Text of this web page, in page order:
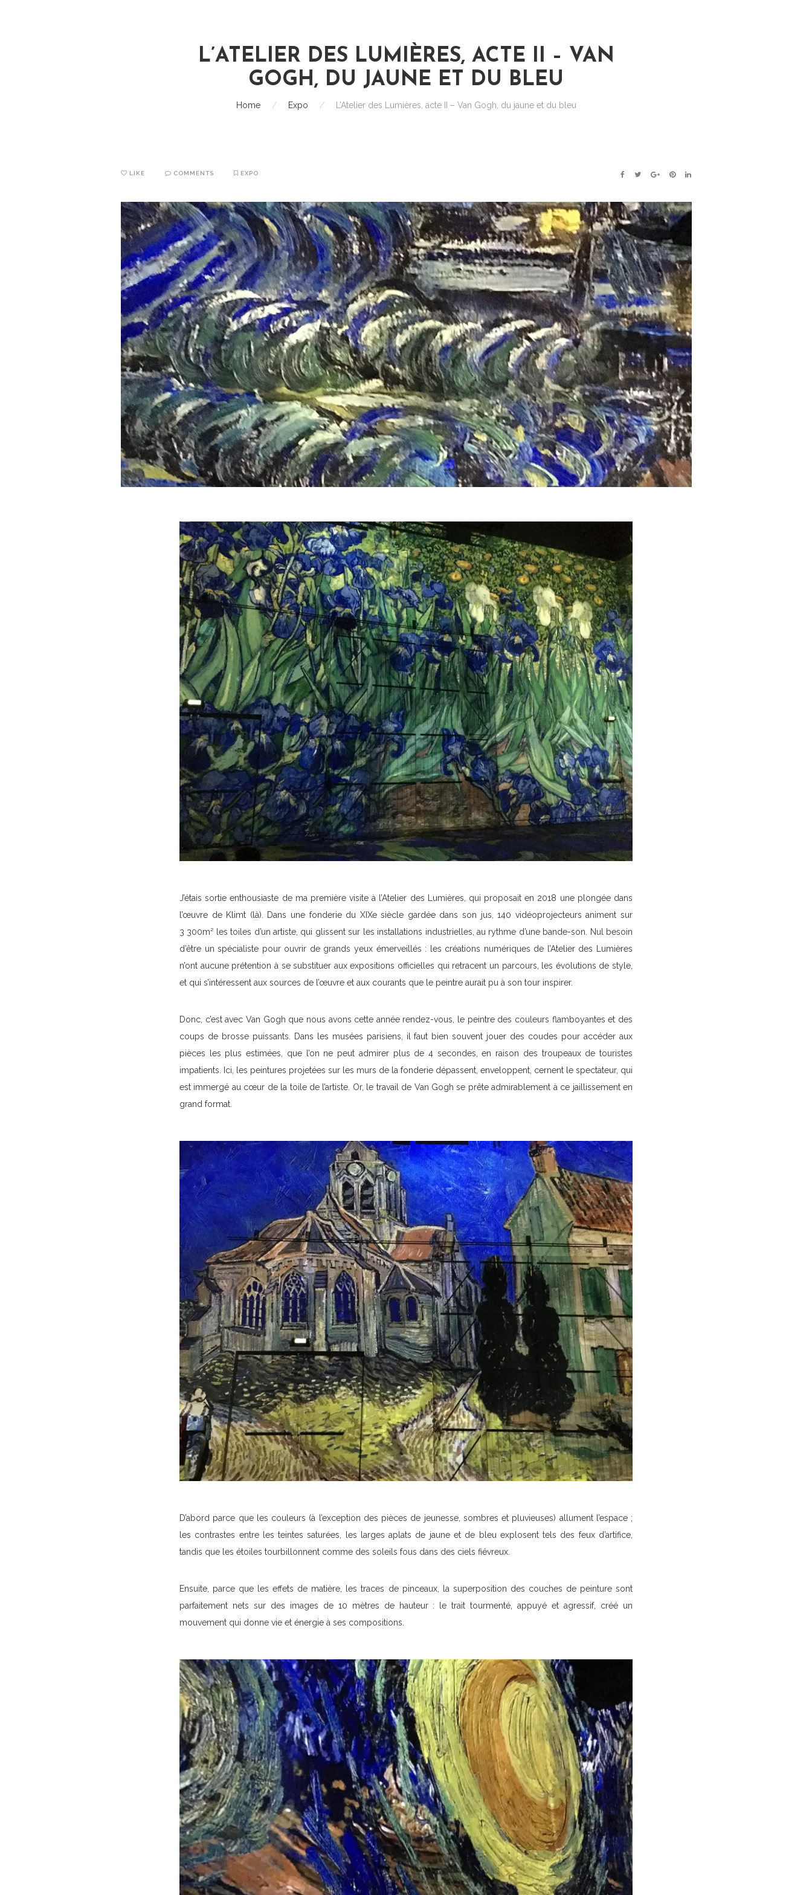
L’ATELIER DES LUMIÈRES, ACTE II – VAN
GOGH, DU JAUNE ET DU BLEU
Home / Expo / L’Atelier des Lumières, acte II – Van Gogh, du jaune et du bleu
LIKE COMMENTS EXPO FACEBOOK
TWITTER
GOOGLE+PINTEREST
LINKEDIN
J’étais sortie enthousiaste de ma première visite à l’Atelier des Lumières, qui proposait en 2018 une plongée dans
l’œuvre de Klimt (là). Dans une fonderie du XIXe siècle gardée dans son jus, 140 vidéoprojecteurs animent sur
3 300m² les toiles d’un artiste, qui glissent sur les installations industrielles, au rythme d’une bande-son. Nul besoin
d’être un spécialiste pour ouvrir de grands yeux émerveillés : les créations numériques de l’Atelier des Lumières
n’ont aucune prétention à se substituer aux expositions officielles qui retracent un parcours, les évolutions de style,
et qui s’intéressent aux sources de l’œuvre et aux courants que le peintre aurait pu à son tour inspirer.
Donc, c’est avec Van Gogh que nous avons cette année rendez-vous, le peintre des couleurs flamboyantes et des
coups de brosse puissants. Dans les musées parisiens, il faut bien souvent jouer des coudes pour accéder aux
pièces les plus estimées, que l’on ne peut admirer plus de 4 secondes, en raison des troupeaux de touristes
impatients. Ici, les peintures projetées sur les murs de la fonderie dépassent, enveloppent, cernent le spectateur, qui
est immergé au cœur de la toile de l’artiste. Or, le travail de Van Gogh se prête admirablement à ce jaillissement en
grand format.
D’abord parce que les couleurs (à l’exception des pièces de jeunesse, sombres et pluvieuses) allument l’espace ;
les contrastes entre les teintes saturées, les larges aplats de jaune et de bleu explosent tels des feux d’artifice,
tandis que les étoiles tourbillonnent comme des soleils fous dans des ciels fiévreux.
Ensuite, parce que les effets de matière, les traces de pinceaux, la superposition des couches de peinture sont
parfaitement nets sur des images de 10 mètres de hauteur : le trait tourmenté, appuyé et agressif, créé un
mouvement qui donne vie et énergie à ses compositions.